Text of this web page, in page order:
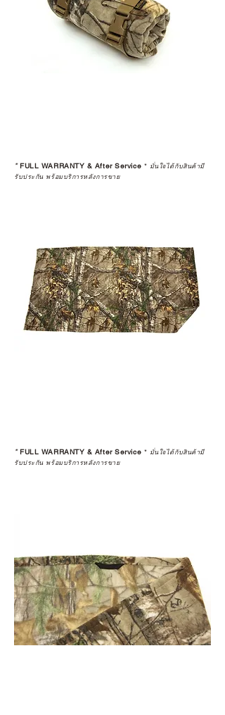
*FULL WARRANTY & After Service * มั่นใจได้กับสินค้ามี
รับประกัน พร้อมบริการหลังการขาย
*FULL WARRANTY & After Service * มั่นใจได้กับสินค้ามี
รับประกัน พร้อมบริการหลังการขาย